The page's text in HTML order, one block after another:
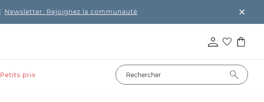
Newsletter: Rejoignez la communauté
Petits prix